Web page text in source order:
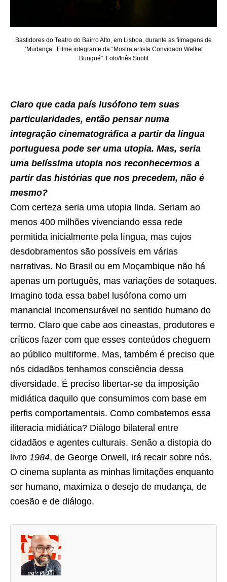
Bastidores do Teatro do Bairro Alto, em Lisboa, durante as filmagens de
‘Mudança’. Filme integrante da “Mostra artista Convidado Welket
Bungué”. Foto/Inês Subtil
Claro que cada país lusófono tem suas
particularidades, então pensar numa
integração cinematográfica a partir da língua
portuguesa pode ser uma utopia. Mas, seria
uma belíssima utopia nos reconhecermos a
partir das histórias que nos precedem, não é
mesmo?
Com certeza seria uma utopia linda. Seriam ao
menos 400 milhões vivenciando essa rede
permitida inicialmente pela língua, mas cujos
desdobramentos são possíveis em várias
narrativas. No Brasil ou em Moçambique não há
apenas um português, mas variações de sotaques.
Imagino toda essa babel lusófona como um
manancial incomensurável no sentido humano do
termo. Claro que cabe aos cineastas, produtores e
críticos fazer com que esses conteúdos cheguem
ao público multiforme. Mas, também é preciso que
nós cidadãos tenhamos consciência dessa
diversidade. É preciso libertar-se da imposição
midiática daquilo que consumimos com base em
perfis comportamentais. Como combatemos essa
iliteracia midiática? Diálogo bilateral entre
cidadãos e agentes culturais. Senão a distopia do
livro 1984, de George Orwell, irá recair sobre nós.
O cinema suplanta as minhas limitações enquanto
ser humano, maximiza o desejo de mudança, de
coesão e de diálogo.